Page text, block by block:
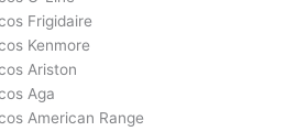
Frigidaire
Kenmore
Ariston
Aga
American Range